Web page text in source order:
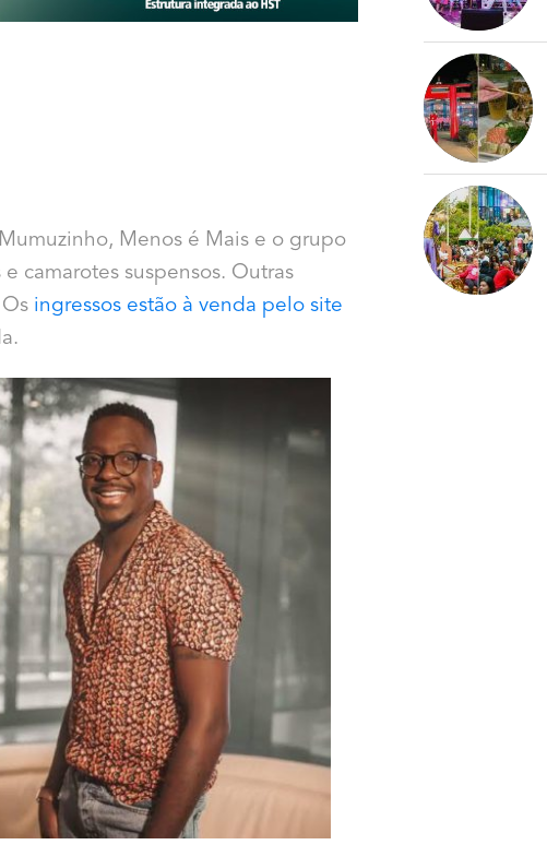
Menos é Mais e o grupo
camarotes suspensos. Outras
ingressos estão à venda pelo site